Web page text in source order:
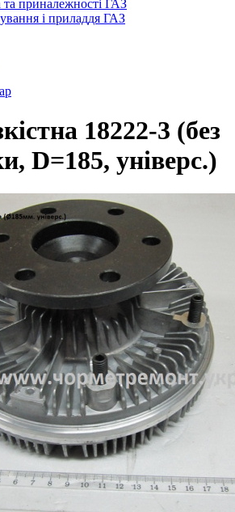
та приналежності ГАЗ
і приладдя ГАЗ
18222-3 (без
D=185, універс.)